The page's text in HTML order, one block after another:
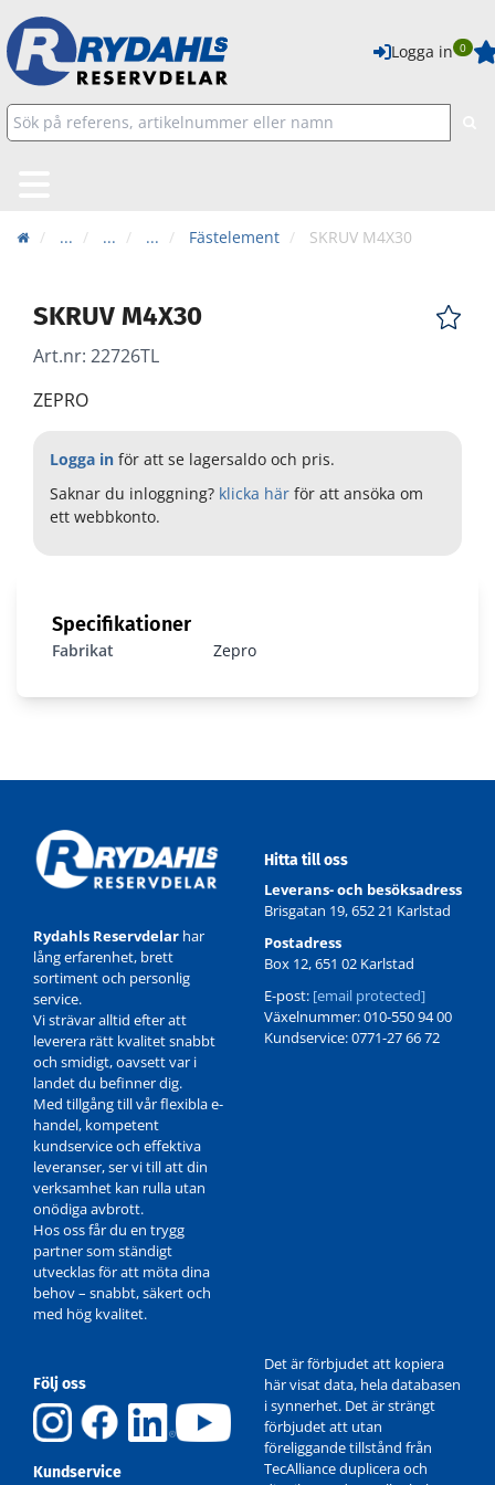
Logga in 0
... ... ... Fästelement SKRUV M4X30
SKRUV M4X30
Art.nr: 22726TL
ZEPRO
Logga in för att se lagersaldo och pris.
Saknar du inloggning? klicka här för att ansöka om
ett webbkonto.
Specifikationer
Fabrikat Zepro
Rydahls Reservdelar har
lång erfarenhet, brett
sortiment och personlig
service.
Vi strävar alltid efter att
leverera rätt kvalitet snabbt
och smidigt, oavsett var i
landet du befinner dig.
Med tillgång till vår flexibla e-
handel, kompetent
kundservice och effektiva
leveranser, ser vi till att din
verksamhet kan rulla utan
onödiga avbrott.
Hos oss får du en trygg
partner som ständigt
utvecklas för att möta dina
behov – snabbt, säkert och
med hög kvalitet.
Hitta till oss
Leverans- och besöksadress
Brisgatan 19, 652 21 Karlstad
Postadress
Box 12, 651 02 Karlstad
E-post: [email protected]
Växelnummer: 010-550 94 00
Kundservice: 0771-27 66 72
Följ oss
Kundservice
Det är förbjudet att kopiera
här visat data, hela databasen
i synnerhet. Det är strängt
förbjudet att utan
föreliggande tillstånd från
TecAlliance duplicera och